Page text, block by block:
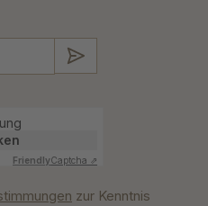
FriendlyCaptcha ⇗
zur Kenntnis